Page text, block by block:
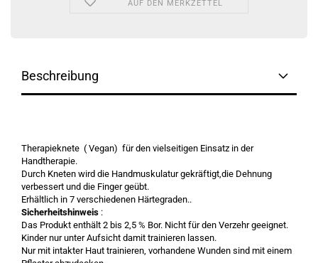
AUF DEN MERKZETTEL
Beschreibung
Therapieknete ( Vegan) für den vielseitigen Einsatz in der
Handtherapie.
Durch Kneten wird die Handmuskulatur gekräftigt,die Dehnung
verbessert und die Finger geübt.
Erhältlich in 7 verschiedenen Härtegraden..
Sicherheitshinweis :
Das Produkt enthält 2 bis 2,5 % Bor. Nicht für den Verzehr geeignet.
Kinder nur unter Aufsicht damit trainieren lassen.
Nur mit intakter Haut trainieren, vorhandene Wunden sind mit einem